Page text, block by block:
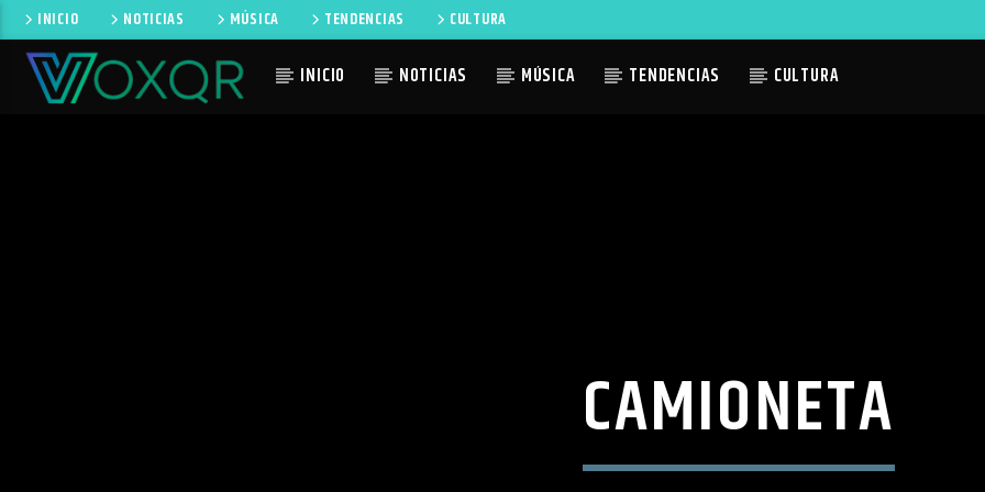
INICIO NOTICIAS MÚSICA TENDENCIAS CULTURA
INICIO NOTICIAS MÚSICA TENDENCIAS CULTURA
CAMIONETA